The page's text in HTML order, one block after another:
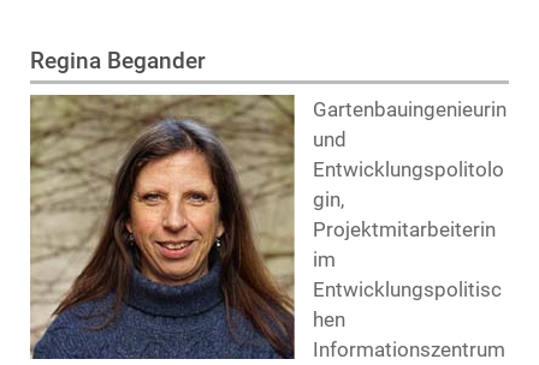
Regina Begander
Gartenbauingenieurin
und
Entwicklungspolitolo
gin,
Projektmitarbeiterin
im
Entwicklungspolitisc
hen
Informationszentrum